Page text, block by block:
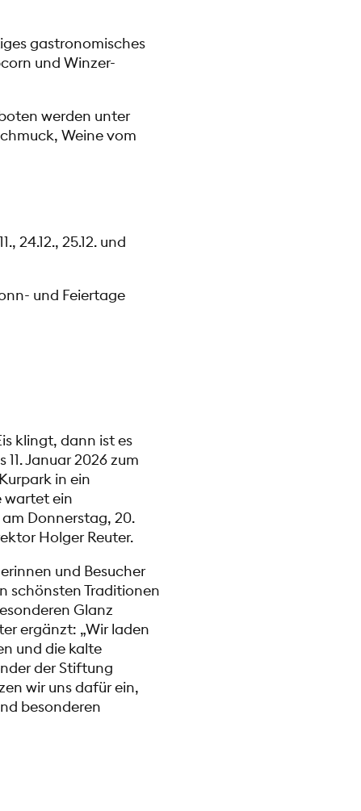
gastronomisches
und Winzer-
werden unter
Weine vom
24.12., 25.12. und
und Feiertage
klingt, dann ist es
Januar 2026 zum
in ein
wartet ein
Donnerstag, 20.
Holger Reuter.
und Besucher
schönsten Traditionen
Glanz
ergänzt: „Wir laden
und die kalte
der Stiftung
wir uns dafür ein,
besonderen